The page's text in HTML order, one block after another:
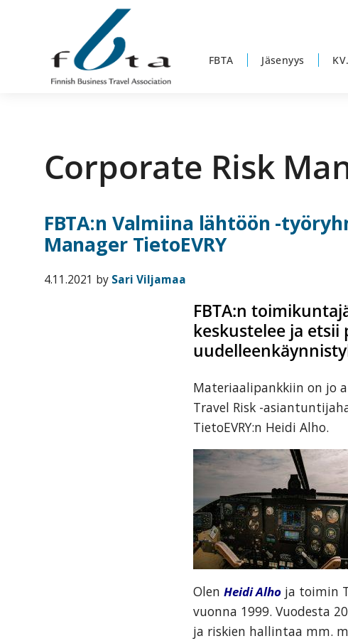
ensisijaiseen
valikkoon
pääsisältöön
alatunnisteeseen
Liikematkayhdistys
ry
FBTA
ry
FBTA
palveluja
ostavien
ja
FBTA Jäsenyys
Corporate Risk
FBTA:n Valmiina lähtöön -
Manager TietoEVRY
4.11.2021 by Sari Viljamaa
FBTA:n
keskustelee ja
Materiaalipankkiin on jo
Travel Risk -
TietoEVRY:n Heidi Alho.
Olen Heidi Alho ja toimin
vuonna 1999. Vuodesta
ja riskien hallintaa mm.